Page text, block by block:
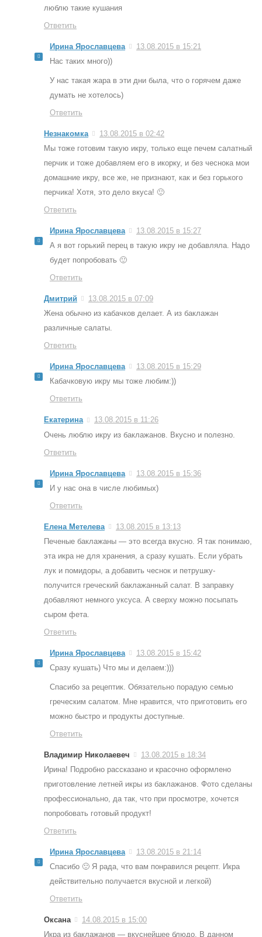
люблю такие кушания
Ответить
Ирина Ярославцева
13.08.2015 в 15:21
Нас таких много))
У нас такая жара в эти дни была, что о горячем даже
думать не хотелось)
Ответить
Незнакомка
13.08.2015 в 02:42
Мы тоже готовим такую икру, только еще печем салатный
перчик и тоже добавляем его в икорку, и без чеснока мои
домашние икру, все же, не признают, как и без горького
перчика! Хотя, это дело вкуса! 🙂
Ответить
Ирина Ярославцева
13.08.2015 в 15:27
А я вот горький перец в такую икру не добавляла. Надо
будет попробовать 🙂
Ответить
Дмитрий
13.08.2015 в 07:09
Жена обычно из кабачков делает. А из баклажан
различные салаты.
Ответить
Ирина Ярославцева
13.08.2015 в 15:29
Кабачковую икру мы тоже любим:))
Ответить
Екатерина
13.08.2015 в 11:26
Очень люблю икру из баклажанов. Вкусно и полезно.
Ответить
Ирина Ярославцева
13.08.2015 в 15:36
И у нас она в числе любимых)
Ответить
Елена Метелева
13.08.2015 в 13:13
Печеные баклажаны — это всегда вкусно. Я так понимаю,
эта икра не для хранения, а сразу кушать. Если убрать
лук и помидоры, а добавить чеснок и петрушку-
получится греческий баклажанный салат. В заправку
добавляют немного уксуса. А сверху можно посыпать
сыром фета.
Ответить
Ирина Ярославцева
13.08.2015 в 15:42
Сразу кушать) Что мы и делаем:)))
Спасибо за рецептик. Обязательно порадую семью
греческим салатом. Мне нравится, что приготовить его
можно быстро и продукты доступные.
Ответить
Владимир Николаевеч
13.08.2015 в 18:34
Ирина! Подробно рассказано и красочно оформлено
приготовление летней икры из баклажанов. Фото сделаны
профессионально, да так, что при просмотре, хочется
попробовать готовый продукт!
Ответить
Ирина Ярославцева
13.08.2015 в 21:14
Спасибо 🙂 Я рада, что вам понравился рецепт. Икра
действительно получается вкусной и легкой)
Ответить
Оксана
14.08.2015 в 15:00
Икра из баклажанов — вкуснейшее блюдо. В данном